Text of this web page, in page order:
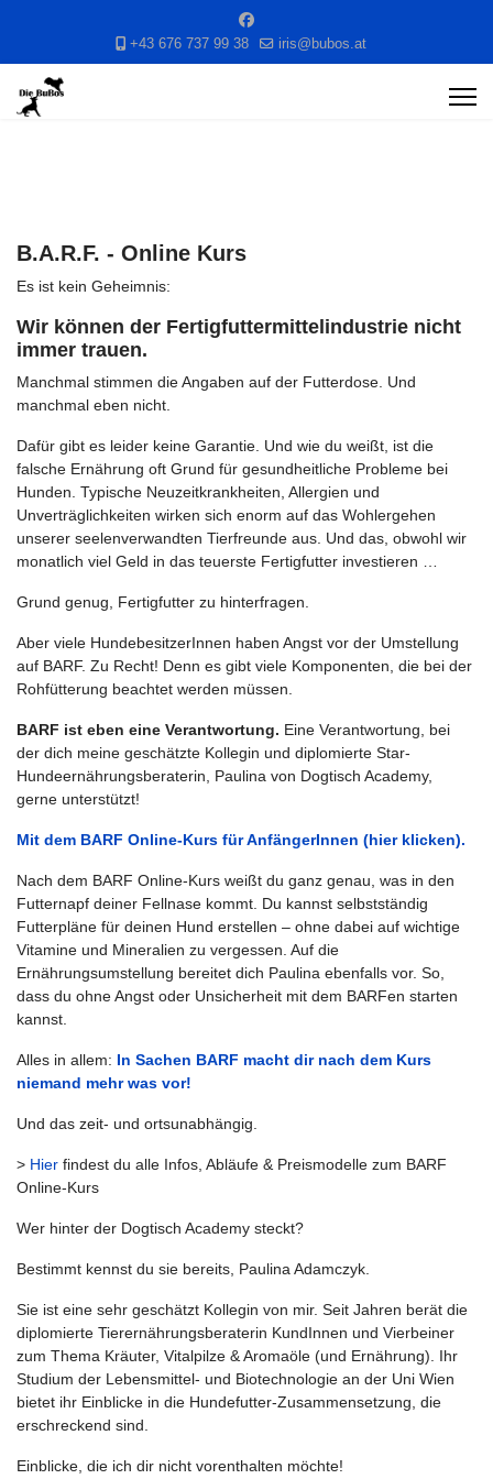
+43 676 737 99 38 iris@bubos.at
B.A.R.F. - Online Kurs
Es ist kein Geheimnis:
Wir können der Fertigfuttermittelindustrie nicht
immer trauen.
Manchmal stimmen die Angaben auf der Futterdose. Und
manchmal eben nicht.
Dafür gibt es leider keine Garantie. Und wie du weißt, ist die
falsche Ernährung oft Grund für gesundheitliche Probleme bei
Hunden. Typische Neuzeitkrankheiten, Allergien und
Unverträglichkeiten wirken sich enorm auf das Wohlergehen
unserer seelenverwandten Tierfreunde aus. Und das, obwohl wir
monatlich viel Geld in das teuerste Fertigfutter investieren …
Grund genug, Fertigfutter zu hinterfragen.
Aber viele HundebesitzerInnen haben Angst vor der Umstellung
auf BARF. Zu Recht! Denn es gibt viele Komponenten, die bei der
Rohfütterung beachtet werden müssen.
BARF ist eben eine Verantwortung. Eine Verantwortung, bei
der dich meine geschätzte Kollegin und diplomierte Star-
Hundeernährungsberaterin, Paulina von Dogtisch Academy,
gerne unterstützt!
Mit dem BARF Online-Kurs für AnfängerInnen (hier klicken).
Nach dem BARF Online-Kurs weißt du ganz genau, was in den
Futternapf deiner Fellnase kommt. Du kannst selbstständig
Futterpläne für deinen Hund erstellen – ohne dabei auf wichtige
Vitamine und Mineralien zu vergessen. Auf die
Ernährungsumstellung bereitet dich Paulina ebenfalls vor. So,
dass du ohne Angst oder Unsicherheit mit dem BARFen starten
kannst.
Alles in allem: In Sachen BARF macht dir nach dem Kurs
niemand mehr was vor!
Und das zeit- und ortsunabhängig.
> Hier findest du alle Infos, Abläufe & Preismodelle zum BARF
Online-Kurs
Wer hinter der Dogtisch Academy steckt?
Bestimmt kennst du sie bereits, Paulina Adamczyk.
Sie ist eine sehr geschätzt Kollegin von mir. Seit Jahren berät die
diplomierte Tierernährungsberaterin KundInnen und Vierbeiner
zum Thema Kräuter, Vitalpilze & Aromaöle (und Ernährung). Ihr
Studium der Lebensmittel- und Biotechnologie an der Uni Wien
bietet ihr Einblicke in die Hundefutter-Zusammensetzung, die
erschreckend sind.
Einblicke, die ich dir nicht vorenthalten möchte!